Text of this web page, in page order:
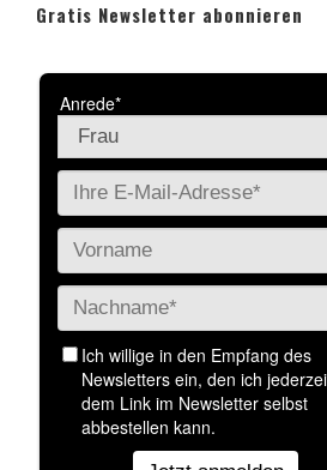
Gratis Newsletter abonnieren